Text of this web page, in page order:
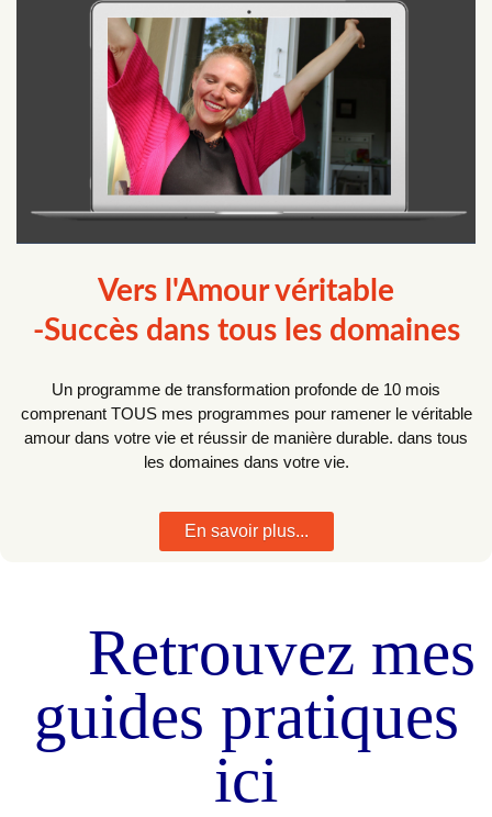
Vers l'Amour véritable
-Succès dans tous les domaines
Un programme de transformation profonde de 10 mois
comprenant TOUS mes programmes pour ramener le véritable
amour dans votre vie et réussir de manière durable. dans tous
les domaines dans votre vie.
En savoir plus...
Retrouvez mes
guides pratiques
ici